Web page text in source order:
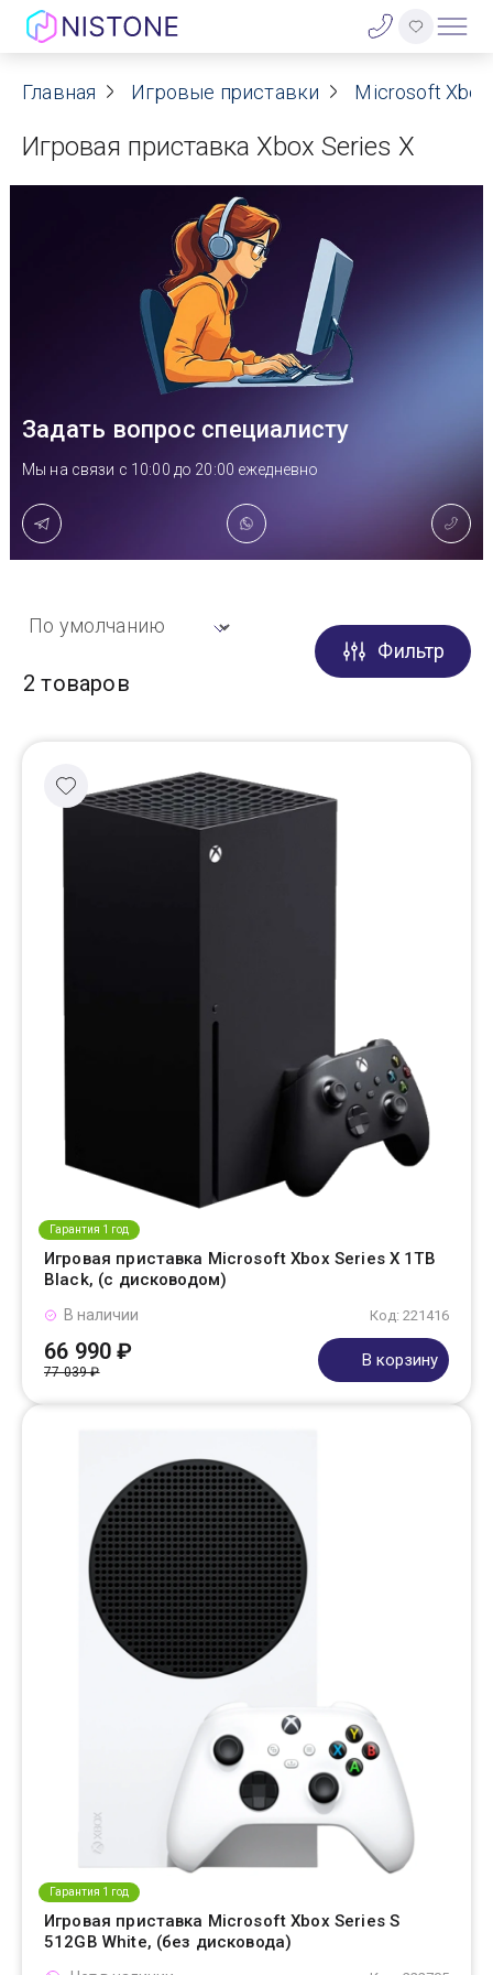
Акции
О нас
Договор оферты
Реквизиты
Контакты
Гарантия
Главная Игровые приставки Microsoft Xbox
Игровая приставка Xbox Series X
Задать вопрос специалисту
Мы на связи с 10:00 до 20:00 ежедневно
2 товаров
Фильтр
Гарантия 1 год
Игровая приставка Microsoft Xbox Series X 1TB
Black, (с дисководом)
Код: 221416
В наличии
66 990 ₽
77 039 ₽
В корзину
Гарантия 1 год
Игровая приставка Microsoft Xbox Series S
512GB White, (без дисковода)